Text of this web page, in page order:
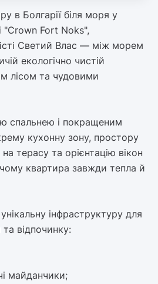
в Болгарії біля моря у
"Crown Fort Noks",
Светий Влас — між морем
екологічно чистій
лісом та чудовими
спальнею і покращеним
кухонну зону, простору
терасу та орієнтацію вікон
квартира завжди тепла й
інфраструктуру для
відпочинку:
майданчики;